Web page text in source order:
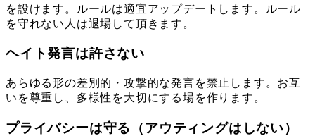
を設けます。ルールは適宜アップデートします。ルール
を守れない人は退場して頂きます。
ヘイト発言は許さない
あらゆる形の差別的・攻撃的な発言を禁止します。お互
いを尊重し、多様性を大切にする場を作ります。
プライバシーは守る（アウティングはしない）